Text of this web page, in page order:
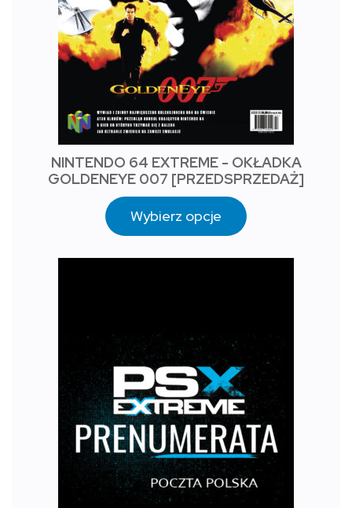
NINTENDO 64 EXTREME - OKŁADKA
GOLDENEYE 007 [PRZEDSPRZEDAŻ]
Wybierz opcje